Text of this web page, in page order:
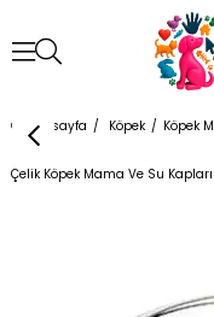
Anasayfa Köpek Köpek
Çelik Köpek Mama Ve Su Kapları